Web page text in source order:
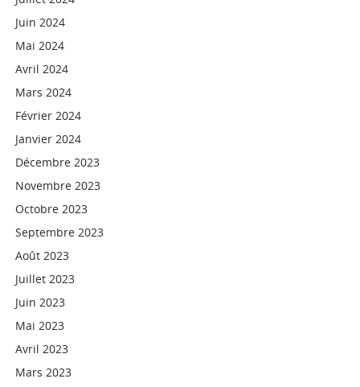
Juin 2024
Mai 2024
Avril 2024
Mars 2024
Février 2024
Janvier 2024
Décembre 2023
Novembre 2023
Octobre 2023
Septembre 2023
Août 2023
Juillet 2023
Juin 2023
Mai 2023
Avril 2023
Mars 2023